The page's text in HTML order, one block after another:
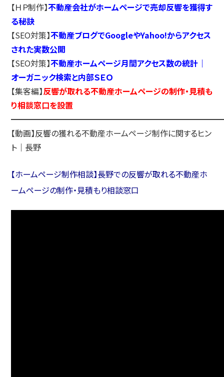
【ＨＰ制作】不動産会社がホームページで売却反響を獲得す
る秘訣
【SEO対策】不動産ブログでGoogleやYahoo!からアクセス
された実数公開
【SEO対策】不動産ホームページ月間アクセス数の統計｜
オーガニック検索と内部ＳＥＯ
【集客編】反響が取れる不動産ホームページの制作・見積も
り相談窓口を設置
【動画】反響の獲れる不動産ホームページ制作に関するヒン
ト｜長野
【ホームページ制作相談】長野での反響が取れる不動産ホ
ームページの制作・見積もり相談窓口